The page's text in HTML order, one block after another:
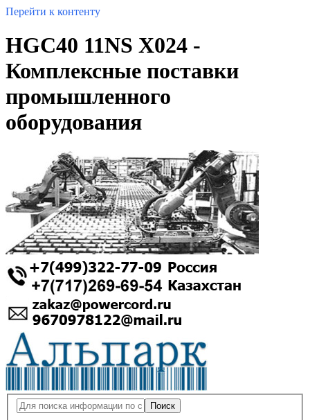
Перейти к контенту
HGC40 11NS X024 -
Комплексные поставки
промышленного
оборудования
Поиск